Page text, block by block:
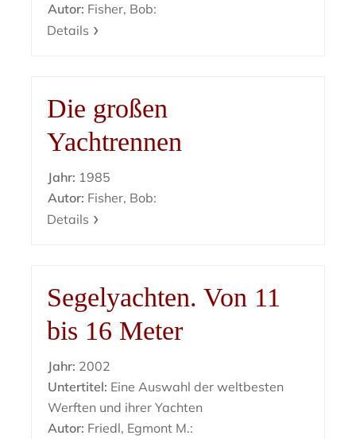
Autor: Fisher, Bob:
Details
Die großen
Yachtrennen
Jahr: 1985
Autor: Fisher, Bob:
Details
Segelyachten. Von 11
bis 16 Meter
Jahr: 2002
Untertitel: Eine Auswahl der weltbesten
Werften und ihrer Yachten
Autor: Friedl, Egmont M.: